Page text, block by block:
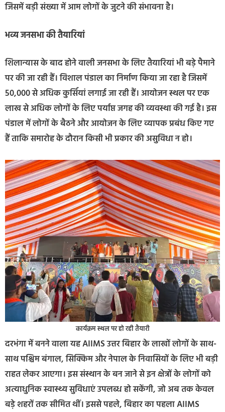
जिसमें बड़ी संख्या में आम लोगों के जुटने की संभावना है।
भव्य जनसभा की तैयारियां
शिलान्यास के बाद होने वाली जनसभा के लिए तैयारियां भी बड़े पैमाने
पर की जा रही हैं। विशाल पंडाल का निर्माण किया जा रहा है जिसमें
50,000 से अधिक कुर्सियां लगाई जा रही हैं। आयोजन स्थल पर एक
लाख से अधिक लोगों के लिए पर्याप्त जगह की व्यवस्था की गई है। इस
पंडाल में लोगों के बैठने और आयोजन के लिए व्यापक प्रबंध किए गए
हैं ताकि समारोह के दौरान किसी भी प्रकार की असुविधा न हो।
कार्यक्रम स्थल पर हो रही तैयारी
दरभंगा में बनने वाला यह AIIMS उत्तर बिहार के लाखों लोगों के साथ-
साथ पश्चिम बंगाल, सिक्किम और नेपाल के निवासियों के लिए भी बड़ी
राहत लेकर आएगा। इस संस्थान के बन जाने से इन क्षेत्रों के लोगों को
अत्याधुनिक स्वास्थ्य सुविधाएं उपलब्ध हो सकेंगी, जो अब तक केवल
बड़े शहरों तक सीमित थीं। इससे पहले, बिहार का पहला AIIMS